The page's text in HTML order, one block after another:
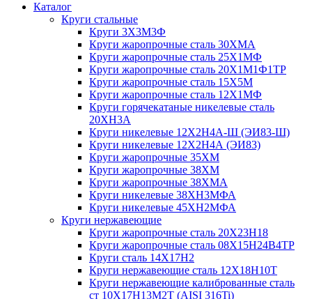
Каталог
Круги стальные
Круги 3Х3М3Ф
Круги жаропрочные сталь 30ХМА
Круги жаропрочные сталь 25Х1МФ
Круги жаропрочные сталь 20Х1М1Ф1ТР
Круги жаропрочные сталь 15Х5М
Круги жаропрочные сталь 12Х1МФ
Круги горячекатаные никелевые сталь
20ХН3А
Круги никелевые 12Х2Н4А-Ш (ЭИ83-Ш)
Круги никелевые 12Х2Н4А (ЭИ83)
Круги жаропрочные 35ХМ
Круги жаропрочные 38ХМ
Круги жаропрочные 38ХМА
Круги никелевые 38XH3MФА
Круги никелевые 45ХН2МФА
Круги нержавеющие
Круги жаропрочные сталь 20Х23Н18
Круги жаропрочные сталь 08Х15Н24В4ТР
Круги сталь 14Х17Н2
Круги нержавеющие сталь 12Х18Н10Т
Круги нержавеющие калиброванные сталь
ст 10Х17Н13М2Т (AISI 316Ti)